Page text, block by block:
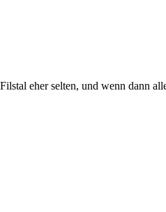
eher selten, und wenn dann